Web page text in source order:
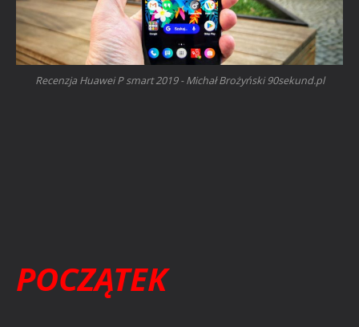
Recenzja Huawei P smart 2019 - Michał Brożyński 90sekund.pl
POCZĄTEK